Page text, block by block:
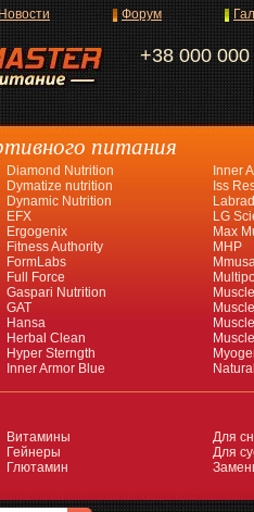
+38 000
Новости Форум
питания
Diamond Nutrition
Dymatize nutrition
Dynamic Nutrition
EFX
Ergogenix
Fitness Authority
FormLabs
Full Force
Gaspari Nutrition
GAT
Hansa
Herbal Clean
Hyper Sterngth
Inner Armor Blue
Inner
Iss
LG
Max
MHP
Витамины
Гейнеры
Глютамин
Для
Для